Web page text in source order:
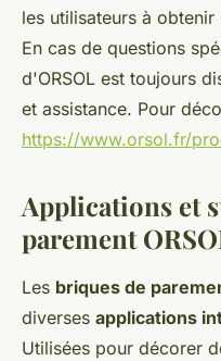
les utilisateurs à
En cas de questions
d'ORSOL est toujours
et assistance. Pour
https://www.orsol.fr/
Applications et
parement
Les briques de
diverses applications
Utilisées pour décorer